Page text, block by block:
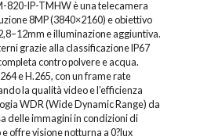
820-IP-TMHW è una telecamera
8MP (3840×2160) e obiettivo
e illuminazione aggiuntiva.
grazie alla classificazione IP67
contro polvere e acqua.
e H.265, con un frame rate
la qualità video e l’efficienza
WDR (Wide Dynamic Range) da
delle immagini in condizioni di
offre visione notturna a 0?lux